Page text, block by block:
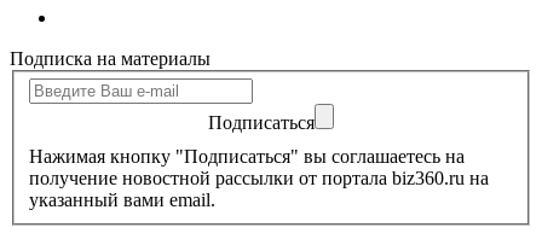
Подписка на материалы
Подписаться
Нажимая кнопку "Подписаться" вы соглашаетесь на
получение новостной рассылки от портала biz360.ru на
указанный вами email.